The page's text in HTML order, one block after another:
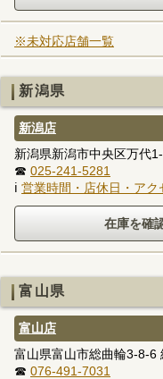
※未対応店舗一覧
新潟県
新潟店
新潟県新潟市中央区万代
☎ 025-241-5281
ℹ 営業時間・店休日・アク
富山県
富山店
富山県富山市総曲輪3-8-6
☎ 076-491-7031